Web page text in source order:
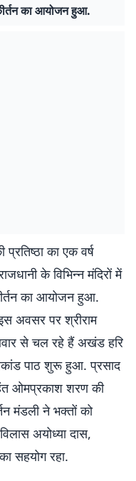
का आयोजन हुआ.
प्रतिष्ठा का एक वर्ष
के विभिन्न मंदिरों में
का आयोजन हुआ.
अवसर पर श्रीराम
से चल रहे हैं अखंड हरि
पाठ शुरू हुआ. प्रसाद
ओमप्रकाश शरण की
मंडली ने भक्तों को
अयोध्या दास,
सहयोग रहा.